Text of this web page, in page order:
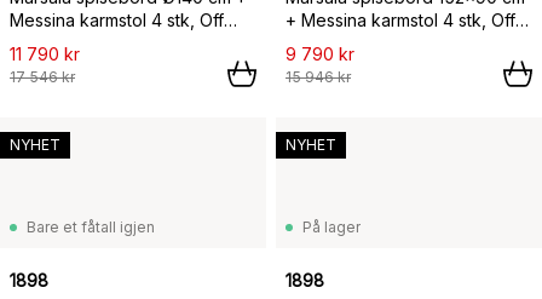
Messina karmstol 4 stk, Off
white,
11 790 kr
17 546 kr
+ Messina karmstol 4 stk, Off
white,
9 790 kr
15 946 kr
Bare et fåtall igjen
1898
NYHET
På lager
1898
NYHET